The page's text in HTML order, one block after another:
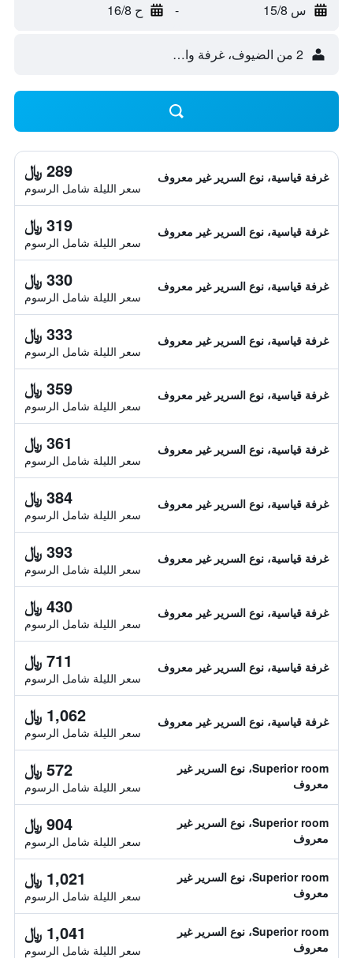
س 15/8 - ح 16/8
2 من الضيوف، غرفة واحدة
غرفة قياسية، نوع السرير غير معروف 289 ﷼
سعر الليلة شامل الرسوم
غرفة قياسية، نوع السرير غير معروف 319 ﷼
سعر الليلة شامل الرسوم
غرفة قياسية، نوع السرير غير معروف 330 ﷼
سعر الليلة شامل الرسوم
غرفة قياسية، نوع السرير غير معروف 333 ﷼
سعر الليلة شامل الرسوم
غرفة قياسية، نوع السرير غير معروف 359 ﷼
سعر الليلة شامل الرسوم
غرفة قياسية، نوع السرير غير معروف 361 ﷼
سعر الليلة شامل الرسوم
غرفة قياسية، نوع السرير غير معروف 384 ﷼
سعر الليلة شامل الرسوم
غرفة قياسية، نوع السرير غير معروف 393 ﷼
سعر الليلة شامل الرسوم
غرفة قياسية، نوع السرير غير معروف 430 ﷼
سعر الليلة شامل الرسوم
غرفة قياسية، نوع السرير غير معروف 711 ﷼
سعر الليلة شامل الرسوم
غرفة قياسية، نوع السرير غير معروف 1,062 ﷼
سعر الليلة شامل الرسوم
Superior room، نوع السرير غير
معروف
572 ﷼
سعر الليلة شامل الرسوم
Superior room، نوع السرير غير
معروف
904 ﷼
سعر الليلة شامل الرسوم
Superior room، نوع السرير غير
معروف
1,021 ﷼
سعر الليلة شامل الرسوم
Superior room، نوع السرير غير
معروف
1,041 ﷼
سعر الليلة شامل الرسوم